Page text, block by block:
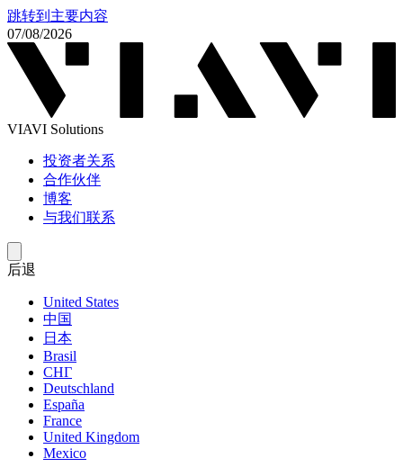
跳转到主要内容
07/08/2026
VIAVI Solutions
投资者关系
合作伙伴
博客
与我们联系
后退
United States
中国
日本
Brasil
СНГ
Deutschland
España
France
United Kingdom
Mexico